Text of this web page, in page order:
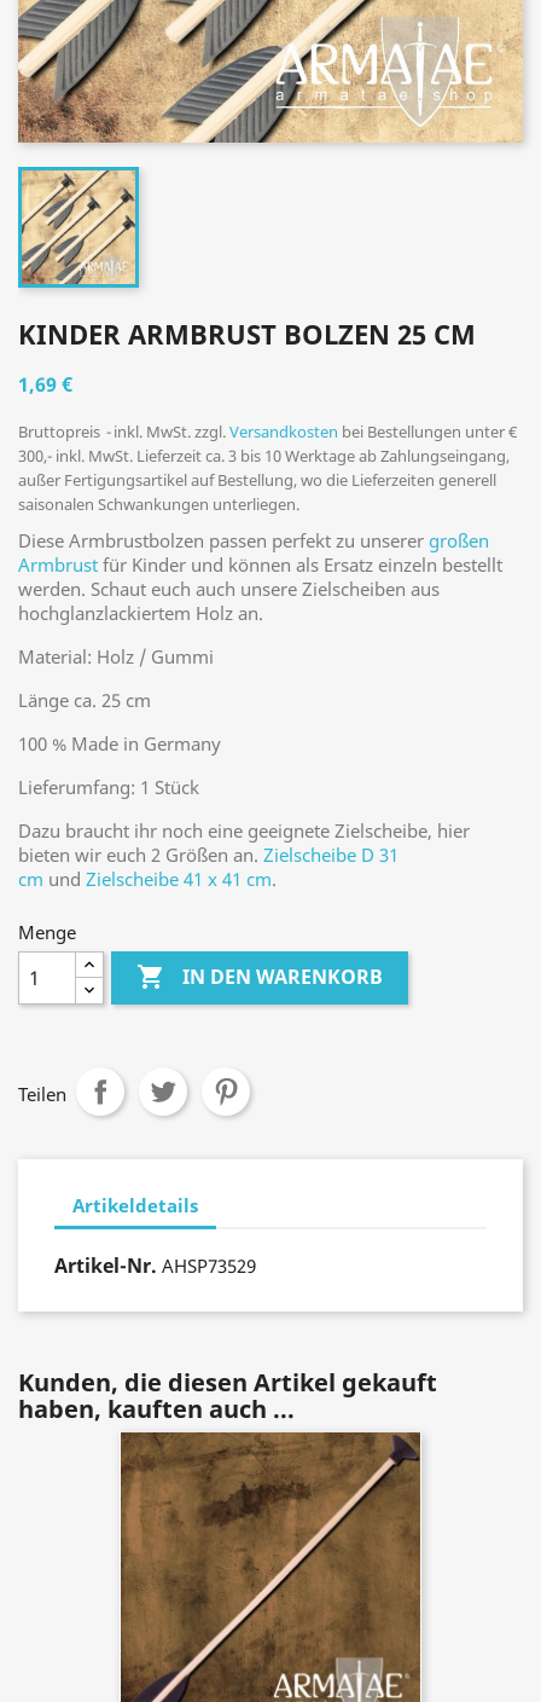
KINDER ARMBRUST BOLZEN 25 CM
1,69 €
Bruttopreis inkl. MwSt. zzgl.Versandkosten bei Bestellungen unter €
300,- inkl. MwSt. Lieferzeit ca. 3 bis 10 Werktage ab Zahlungseingang,
außer Fertigungsartikel auf Bestellung, wo die Lieferzeiten generell
saisonalen Schwankungen unterliegen.
Diese Armbrustbolzen passen perfekt zu unserer großen
Armbrust für Kinder und können als Ersatz einzeln bestellt
werden. Schaut euch auch unsere Zielscheiben aus
hochglanzlackiertem Holz an.
Material: Holz / Gummi
Länge ca. 25 cm
100 % Made in Germany
Lieferumfang: 1 Stück
Dazu braucht ihr noch eine geeignete Zielscheibe, hier
bieten wir euch 2 Größen an. Zielscheibe D 31
cm und Zielscheibe 41 x 41 cm.
Menge
 IN DEN WARENKORB
Teilen
Artikeldetails
Artikel-Nr. AHSP73529
Kunden, die diesen Artikel gekauft
haben, kauften auch ...